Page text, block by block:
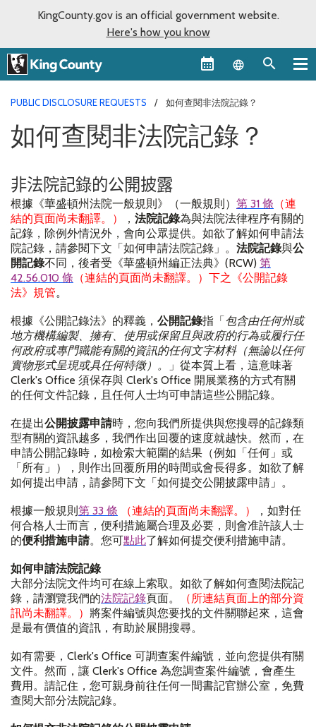
KingCounty.gov is an official government website.
Here's how you know
Language
PUBLIC DISCLOSURE REQUESTS 如何查閱非法院記錄？
如何查閱非法院記錄？
非法院記錄的公開披露
根據《華盛頓州法院一般規則》（一般規則） 第 31 條 （連
結的頁面尚未翻譯。）
， 法院記錄為與法院法律程序有關的
記錄，除例外情況外，會向公眾提供。如欲了解如何申請法
院記錄，請參閱下文「如何申請法院記錄」。 法院記錄與公
開記錄不同，後者受《華盛頓州編正法典》 (RCW) 第
42.56.010 條 （連結的頁面尚未翻譯。）下之《公開記錄
法》規管。
根據《公開記錄法》的釋義， 公開記錄指「包含由任何州或
地方機構編製、擁有、使用或保留且與政府的行為或履行任
何政府或專門職能有關的資訊的任何文字材料（無論以任何
實物形式呈現或具任何特徵）。
」從本質上看，這意味著
Clerk's Office 須保存與 Clerk's Office 開展業務的方式有關
的任何文件記錄，且任何人士均可申請這些公開記錄。
在提出公開披露申請時，您向我們所提供與您搜尋的記錄類
型有關的資訊越多，我們作出回覆的速度就越快。然而，在
申請公開記錄時，如檢索大範圍的結果（例如「任何」或
「所有」），則作出回覆所用的時間或會長得多。如欲了解
如何提出申請，請參閱下文「如何提交公開披露申請」。
根據一般規則第 33 條 （連結的頁面尚未翻譯。）
，如對任
何合格人士而言，便利措施屬合理及必要，則會准許該人士
的便利措施申請。您可點此了解如何提交便利措施申請。
如何申請法院記錄
大部分法院文件均可在線上索取。如欲了解如何查閱法院記
錄，請瀏覽我們的法院記錄頁面。
（所連結頁面上的部分資
訊尚未翻譯。） 將案件編號與您要找的文件關聯起來，這會
是最有價值的資訊，有助於展開搜尋。
如有需要， Clerk's Office 可調查案件編號，並向您提供有關
文件。然而，讓 Clerk's Office 為您調查案件編號，會產生
費用。請記住，您可親身前往任何一間書記官辦公室，免費
查閱大部分法院記錄。